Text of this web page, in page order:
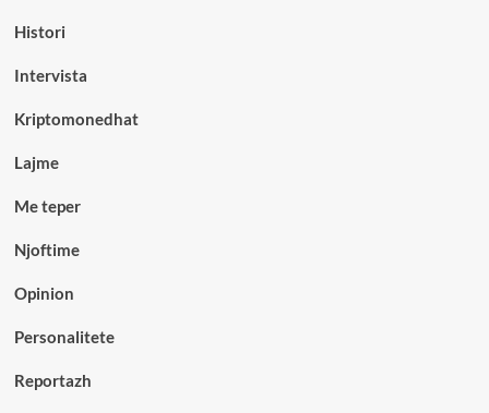
Histori
Intervista
Kriptomonedhat
Lajme
Me teper
Njoftime
Opinion
Personalitete
Reportazh